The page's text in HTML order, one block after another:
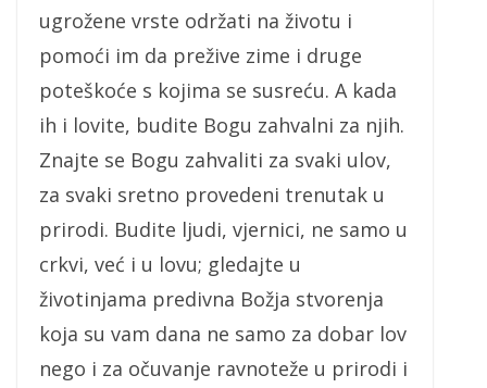
ugrožene vrste održati na životu i
pomoći im da prežive zime i druge
poteškoće s kojima se susreću. A kada
ih i lovite, budite Bogu zahvalni za njih.
Znajte se Bogu zahvaliti za svaki ulov,
za svaki sretno provedeni trenutak u
prirodi. Budite ljudi, vjernici, ne samo u
crkvi, već i u lovu; gledajte u
životinjama predivna Božja stvorenja
koja su vam dana ne samo za dobar lov
nego i za očuvanje ravnoteže u prirodi i